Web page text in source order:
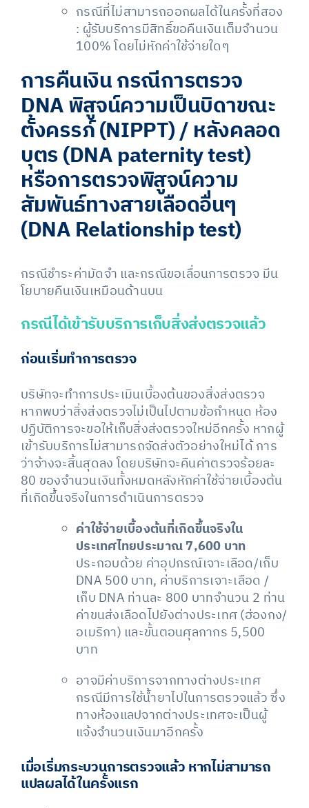
กรณีที่ไม่สามารถออกผลได้ในครั้งที่สอง
: ผู้รับบริการมีสิทธิ์ขอคืนเงินเต็มจำนวน
100% โดยไม่หักค่าใช้จ่ายใดๆ
การคืนเงิน กรณีการตรวจ
DNA พิสูจน์ความเป็นบิดาขณะ
ตั้งครรภ์ (NIPPT) / หลังคลอด
บุตร (DNA paternity test)
หรือการตรวจพิสูจน์ความ
สัมพันธ์ทางสายเลือดอื่นๆ
(DNA Relationship test)
กรณีชำระค่ามัดจำ และกรณีขอเลื่อนการตรวจ มีน
โยบายคืนเงินเหมือนด้านบน
กรณีได้เข้ารับบริการเก็บสิ่งส่งตรวจแล้ว
ก่อนเริ่มทำการตรวจ
บริษัทจะทำการประเมินเบื้องต้นของสิ่งส่งตรวจ
หากพบว่าสิ่งส่งตรวจไม่เป็นไปตามข้อกำหนด ห้อง
ปฏิบัติการจะขอให้เก็บสิ่งส่งตรวจใหม่อีกครั้ง หากผู้
เข้ารับบริการไม่สามารถจัดส่งตัวอย่างใหม่ได้ การ
ว่าจ้างจะสิ้นสุดลง โดยบริษัทจะคืนค่าตรวจร้อยละ
80 ของจำนวนเงินทั้งหมดหลังหักค่าใช้จ่ายเบื้องต้น
ที่เกิดขึ้นจริงในการดำเนินการตรวจ
ค่าใช้จ่ายเบื้องต้นที่เกิดขึ้นจริงใน
ประเทศไทยประมาณ 7,600 บาท
ประกอบด้วย ค่าอุปกรณ์เจาะเลือด/เก็บ
DNA 500 บาท, ค่าบริการเจาะเลือด /
เก็บ DNA ท่านละ 800 บาทจำนวน 2 ท่าน
ค่าขนส่งเลือดไปยังต่างประเทศ (ฮ่องกง/
อเมริกา) และขั้นตอนศุลกากร 5,500
บาท
อาจมีค่าบริการจากทางต่างประเทศ
กรณีมีการใช้น้ำยาไปในการตรวจแล้ว ซึ่ง
ทางห้องแลปจากต่างประเทศจะเป็นผู้
แจ้งจำนวนเงินมาอีกครั้ง
เมื่อเริ่มกระบวนการตรวจแล้ว หากไม่สามารถ
แปลผลได้ในครั้งแรก